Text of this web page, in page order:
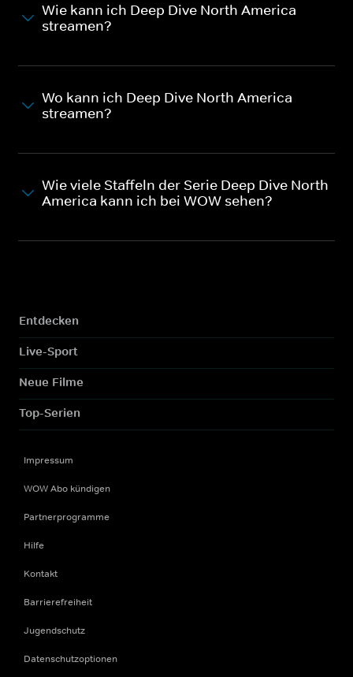
Wie kann ich Deep Dive North America
streamen?
Wo kann ich Deep Dive North America
streamen?
Wie viele Staffeln der Serie Deep Dive North
America kann ich bei WOW sehen?
Entdecken
Live-Sport
Neue Filme
Top-Serien
Impressum
WOW Abo kündigen
Partnerprogramme
Hilfe
Kontakt
Barrierefreiheit
Jugendschutz
Datenschutzoptionen